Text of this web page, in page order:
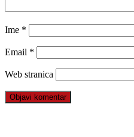
Ime *
Email *
Web stranica